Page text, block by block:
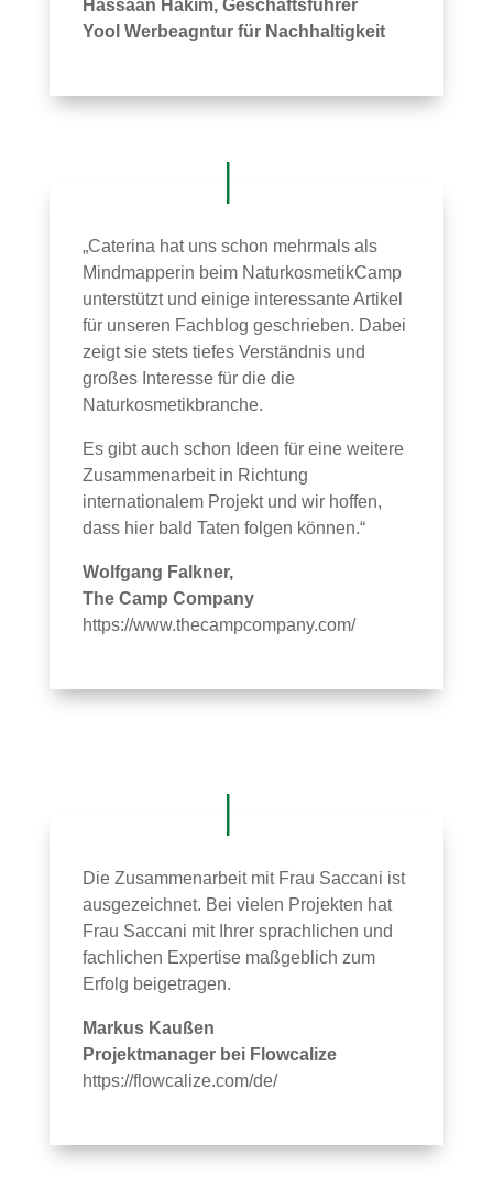
Hassaan Hakim, Geschäftsführer
Yool Werbeagntur für Nachhaltigkeit
„Caterina hat uns schon mehrmals als
Mindmapperin beim NaturkosmetikCamp
unterstützt und einige interessante Artikel
für unseren Fachblog geschrieben. Dabei
zeigt sie stets tiefes Verständnis und
großes Interesse für die die
Naturkosmetikbranche.
Es gibt auch schon Ideen für eine weitere
Zusammenarbeit in Richtung
internationalem Projekt und wir hoffen,
dass hier bald Taten folgen können.“
Wolfgang Falkner,
The Camp Company
https://www.thecampcompany.com/
Die Zusammenarbeit mit Frau Saccani ist
ausgezeichnet. Bei vielen Projekten hat
Frau Saccani mit Ihrer sprachlichen und
fachlichen Expertise maßgeblich zum
Erfolg beigetragen.
Markus Kaußen
Projektmanager bei Flowcalize
https://flowcalize.com/de/